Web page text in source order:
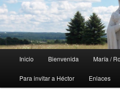
Inicio Bienvenida María /
Para invitar a Héctor Enlaces